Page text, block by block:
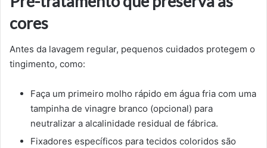
cores
Antes da lavagem regular, pequenos cuidados protegem o
tingimento, como:
Faça um primeiro molho rápido em água fria com uma
tampinha de vinagre branco (opcional) para
neutralizar a alcalinidade residual de fábrica.
Fixadores específicos para tecidos coloridos são